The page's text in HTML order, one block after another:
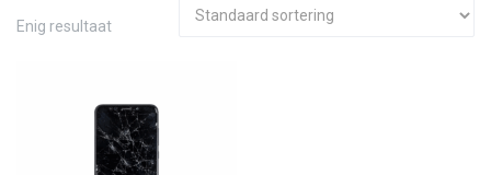
Enig resultaat